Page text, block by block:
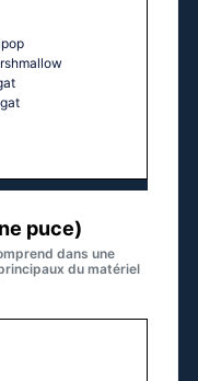
puce)
dans une
du matériel